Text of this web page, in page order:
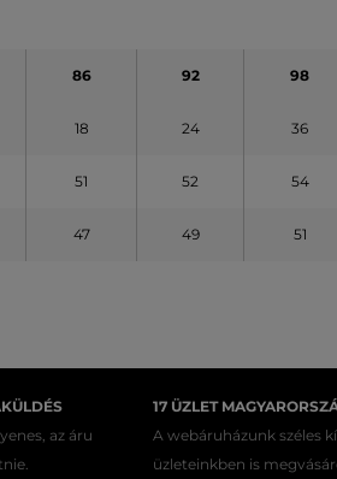
86 92 98
18 24 36
51 52 54
47 49 51
az áru
17 ÜZLET
A webáruházunk széles
üzleteinkben is